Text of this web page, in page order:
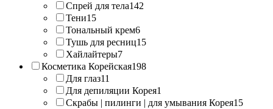
Спрей для тела142
Тени15
Тональный крем6
Тушь для ресниц15
Хайлайтеры7
Косметика Корейская198
Для глаз11
Для депиляции Корея1
Скрабы | пилинги | для умывания Корея15